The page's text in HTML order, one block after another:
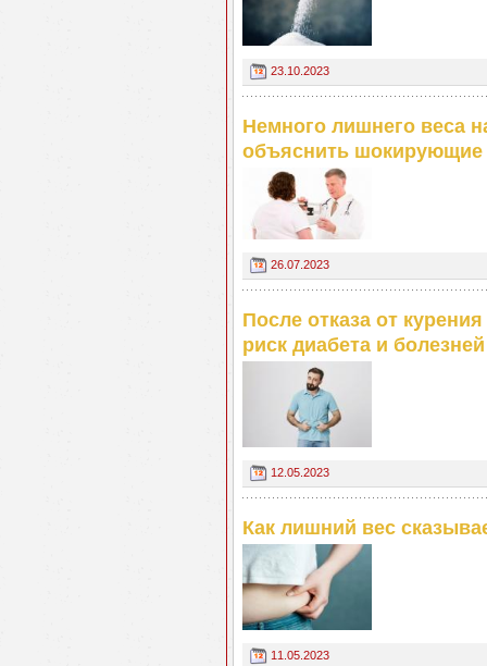
23.10.2023
Немного лишнего веса
объяснить шокирующие
26.07.2023
После отказа от
риск диабета и
12.05.2023
Как лишний вес
11.05.2023